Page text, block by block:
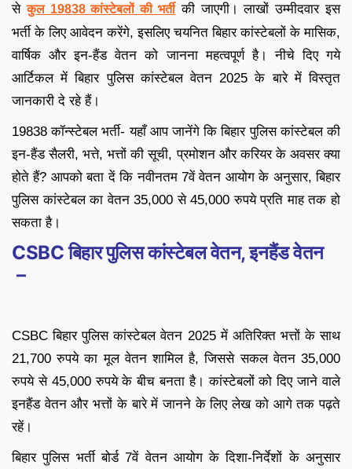
सेकुल 19838 कांस्टेबलों की भर्तीकी जाएगी। लाखों उम्मीदवार इस
भर्ती के लिए आवेदन करेंगे, इसलिए चयनित बिहार कांस्टेबलों के मासिक,
वार्षिक और इन-हैंड वेतन को जानना महत्वपूर्ण है। नीचे दिए गये
आर्टिकल में बिहार पुलिस कांस्टेबल वेतन 2025 के बारे में विस्तृत
जानकारी दे रहे हैं।
19838 कॉन्स्टेबल भर्ती- यहाँ आप जानेंगे कि बिहार पुलिस कांस्टेबल की
इन-हैंड सैलरी, भत्ते, भत्तों की सूची, प्रमोशन और करियर के अवसर क्या
होते हैं? आपको बता दें कि नवीनतम 7वें वेतन आयोग के अनुसार, बिहार
पुलिस कांस्टेबल का वेतन 35,000 से 45,000 रुपये प्रति माह तक हो
सकता है।
CSBC बिहार पुलिस कांस्टेबल वेतन, इनहैंड वेतन
–
CSBC बिहार पुलिस कांस्टेबल वेतन 2025 में अतिरिक्त भत्तों के साथ
21,700 रुपये का मूल वेतन शामिल है, जिससे सकल वेतन 35,000
रुपये से 45,000 रुपये के बीच बनता है। कांस्टेबलों को दिए जाने वाले
इनहैंड वेतन और भत्तों के बारे में जानने के लिए लेख को आगे तक पढ़ते
रहें।
बिहार पुलिस भर्ती बोर्ड 7वें वेतन आयोग के दिशा-निर्देशों के अनुसार